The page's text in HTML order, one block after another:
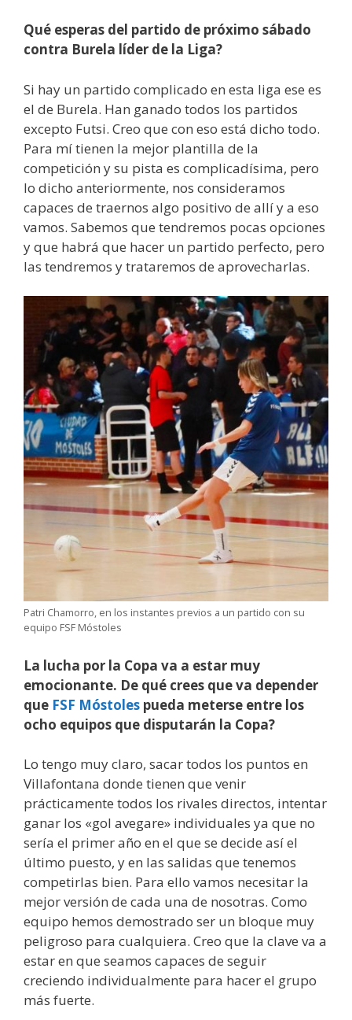
Qué esperas del partido de próximo sábado
contra Burela líder de la Liga?
Si hay un partido complicado en esta liga ese es
el de Burela. Han ganado todos los partidos
excepto Futsi. Creo que con eso está dicho todo.
Para mí tienen la mejor plantilla de la
competición y su pista es complicadísima, pero
lo dicho anteriormente, nos consideramos
capaces de traernos algo positivo de allí y a eso
vamos. Sabemos que tendremos pocas opciones
y que habrá que hacer un partido perfecto, pero
las tendremos y trataremos de aprovecharlas.
Patri Chamorro, en los instantes previos a un partido con su
equipo FSF Móstoles
La lucha por la Copa va a estar muy
emocionante. De qué crees que va depender
que FSF Móstoles pueda meterse entre los
ocho equipos que disputarán la Copa?
Lo tengo muy claro, sacar todos los puntos en
Villafontana donde tienen que venir
prácticamente todos los rivales directos, intentar
ganar los «gol avegare» individuales ya que no
sería el primer año en el que se decide así el
último puesto, y en las salidas que tenemos
competirlas bien. Para ello vamos necesitar la
mejor versión de cada una de nosotras. Como
equipo hemos demostrado ser un bloque muy
peligroso para cualquiera. Creo que la clave va a
estar en que seamos capaces de seguir
creciendo individualmente para hacer el grupo
más fuerte.